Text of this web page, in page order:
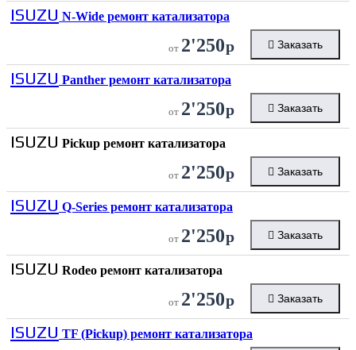
ISUZU N-Wide ремонт катализатора
от 2'250р Заказать
ISUZU Panther ремонт катализатора
от 2'250р Заказать
ISUZU Pickup ремонт катализатора
от 2'250р Заказать
ISUZU Q-Series ремонт катализатора
от 2'250р Заказать
ISUZU Rodeo ремонт катализатора
от 2'250р Заказать
ISUZU TF (Pickup) ремонт катализатора